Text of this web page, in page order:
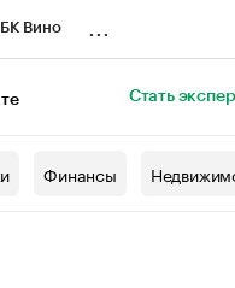
Вино
Стать
Финансы